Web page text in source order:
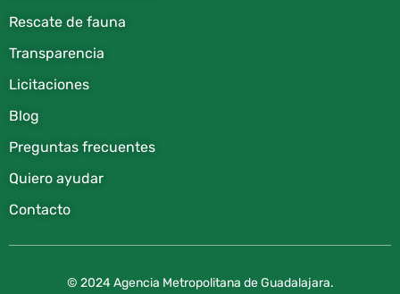
Rescate de fauna​
Transparencia
Licitaciones
Blog
Preguntas frecuentes
Quiero ayudar
Contacto
© 2024 Agencia Metropolitana de Guadalajara.